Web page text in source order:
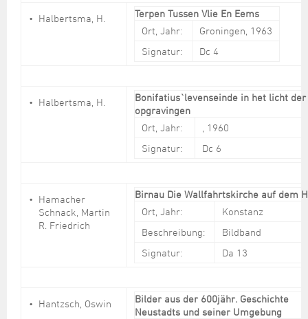
Halbertsma, H.
Terpen Tussen Vlie En Eems
Ort, Jahr:
Groningen, 1963
Signatur:
Dc 4
Halbertsma, H.
Bonifatius`levenseinde in het licht der
opgravingen
Ort, Jahr:
, 1960
Signatur:
Dc 6
Hamacher
Schnack, Martin
R. Friedrich
Birnau Die Wallfahrtskirche auf dem
Ort, Jahr:
Konstanz
Beschreibung:
Bildband
Signatur:
Da 13
Hantzsch, Oswin
Bilder aus der 600jähr. Geschichte
Neustadts und seiner Umgebung